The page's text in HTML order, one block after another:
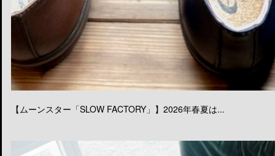
【ムーンスター「SLOW FACTORY」】2026年春夏は...